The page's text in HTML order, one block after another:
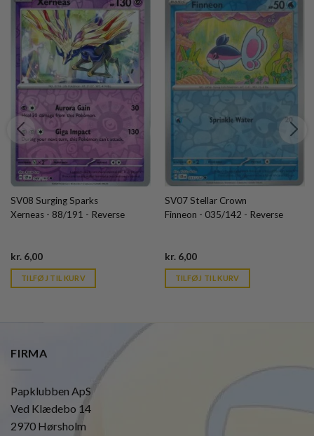
SV08 Surging Sparks
Xerneas - 88/191 - Reverse
kr. 6,00Current
is:
kr. 39,95.
TILFØJ TIL KURV
SV07 Stellar Crown
Finneon - 035/142 - Reverse
kr.6,00Current
is:
kr. 39,95.
TILFØJ TIL KURV
FIRMA
Papklubben ApS
Ved Klædebo 14
2970 Hørsholm